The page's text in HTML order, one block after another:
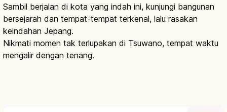
Sambil berjalan di kota yang indah ini, kunjungi bangunan
bersejarah dan tempat-tempat terkenal, lalu rasakan
keindahan Jepang.
Nikmati momen tak terlupakan di Tsuwano, tempat waktu
mengalir dengan tenang.